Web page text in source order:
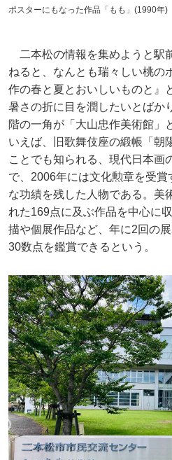
ポスターにもなった作品「もも」(1990年)
二本松の情報を集めようと駅
ねると、なんとも瑞々しい桃の
作の春と夏とおいしいものと』
暑さの折に目を潤したいとばか
階の一角が「大山忠作美術館」
いえば、旧歌舞伎座の緞帳「朝
ことでも知られる、現代日本画
で、2006年には文化勲章を受
な功績を残した人物である。美
れた169点に及ぶ作品を中心に
描や個展作品など、年に2回の
30数点を鑑賞できるという。